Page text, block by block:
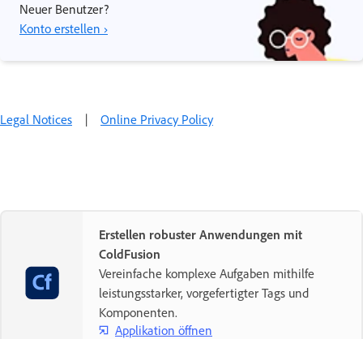
Neuer Benutzer?
Konto erstellen ›
Legal Notices | Online Privacy Policy
Erstellen robuster Anwendungen mit
ColdFusion
Vereinfache komplexe Aufgaben mithilfe
leistungsstarker, vorgefertigter Tags und
Komponenten.
Applikation öffnen